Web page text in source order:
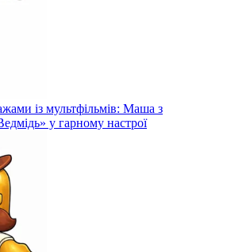
із мультфільмів: Маша з
у гарному настрої